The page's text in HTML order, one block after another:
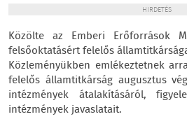
HIRDETÉS
Közölte az Emberi Erőforrások
felsőoktatásért felelős
Közleményükben emlékeztetnek
felelős államtitkárság augusztus
intézmények átalakításáról,
intézmények javaslatait.